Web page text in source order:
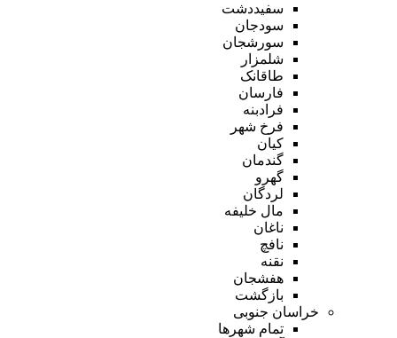
سفیددشت
سودجان
سورشجان
شلمزار
طاقانک
فارسان
فرادبنه
فرخ شهر
کیان
گندمان
گهرو
لردگان
مال خلیفه
ناغان
نافچ
نقنه
هفشجان
بازگشت
خراسان جنوبی
تمام شهر‌ها